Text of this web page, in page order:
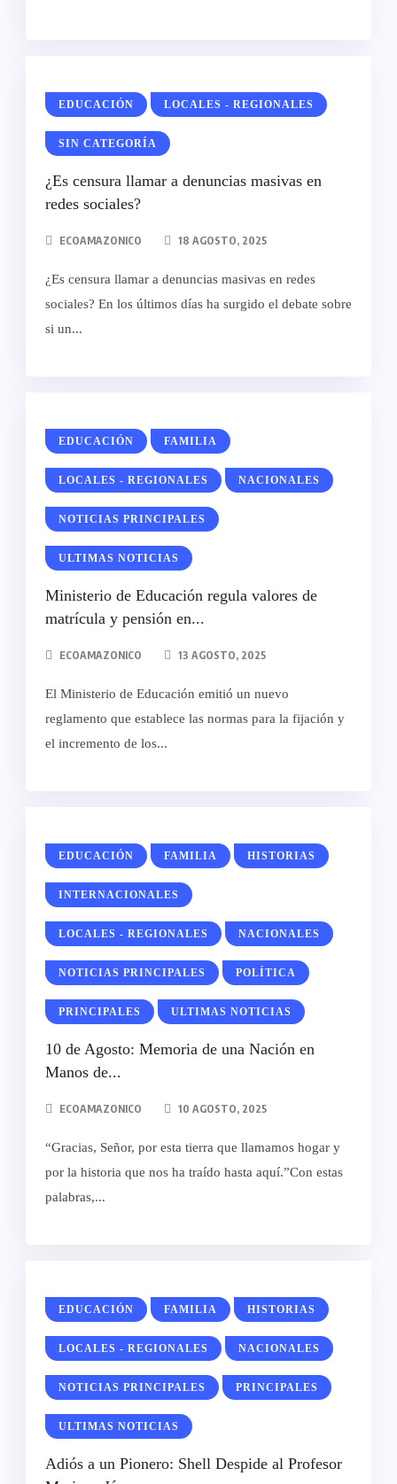
EDUCACIÓN LOCALES - REGIONALES
SIN CATEGORÍA
¿Es censura llamar a denuncias masivas en
redes sociales?
ECOAMAZONICO 18 AGOSTO, 2025
¿Es censura llamar a denuncias masivas en redes
sociales? En los últimos días ha surgido el debate sobre
si un...
EDUCACIÓN FAMILIA
LOCALES - REGIONALES NACIONALES
NOTICIAS PRINCIPALES
ULTIMAS NOTICIAS
Ministerio de Educación regula valores de
matrícula y pensión en...
ECOAMAZONICO 13 AGOSTO, 2025
El Ministerio de Educación emitió un nuevo
reglamento que establece las normas para la fijación y
el incremento de los...
EDUCACIÓN FAMILIA HISTORIAS
INTERNACIONALES
LOCALES - REGIONALES NACIONALES
NOTICIAS PRINCIPALES POLÍTICA
PRINCIPALES ULTIMAS NOTICIAS
10 de Agosto: Memoria de una Nación en
Manos de...
ECOAMAZONICO 10 AGOSTO, 2025
“Gracias, Señor, por esta tierra que llamamos hogar y
por la historia que nos ha traído hasta aquí.”Con estas
palabras,...
EDUCACIÓN FAMILIA HISTORIAS
LOCALES - REGIONALES NACIONALES
NOTICIAS PRINCIPALES PRINCIPALES
ULTIMAS NOTICIAS
Adiós a un Pionero: Shell Despide al Profesor